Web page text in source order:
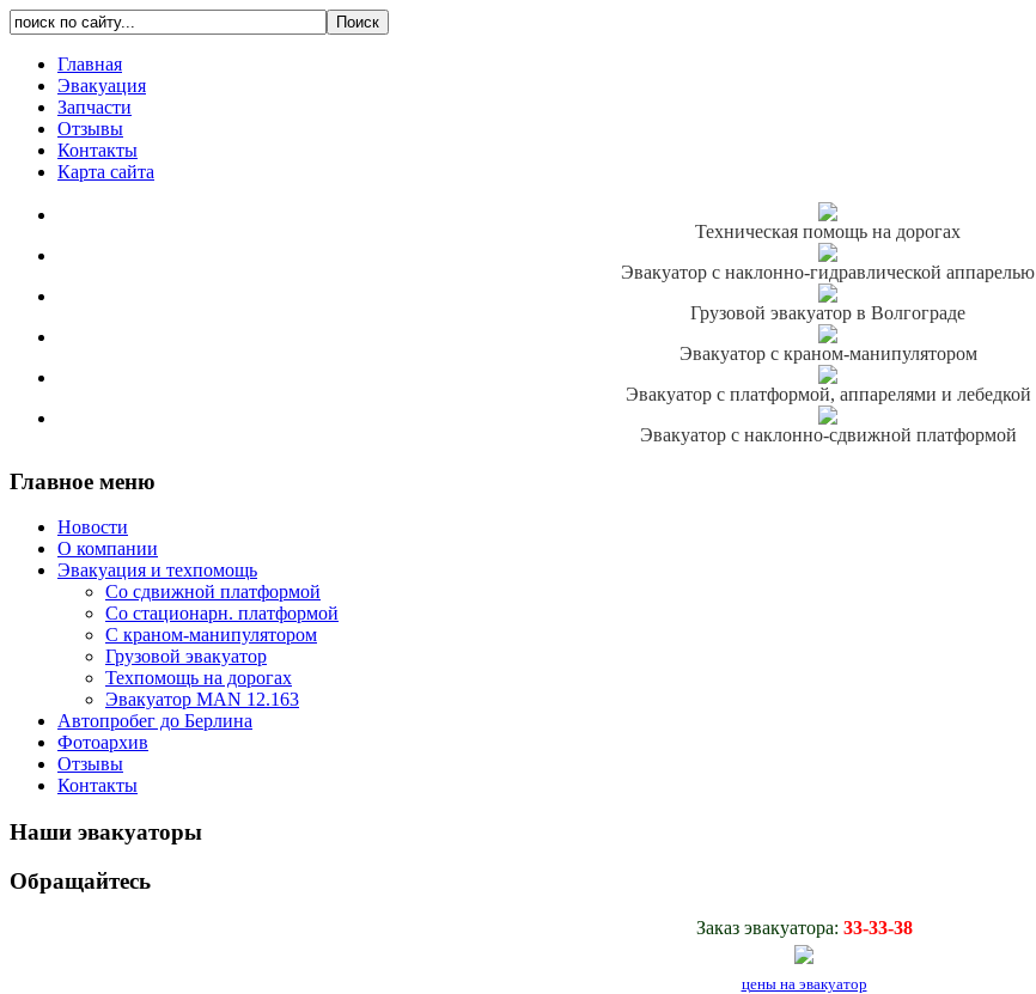
Главная
Эвакуация
Запчасти
Отзывы
Контакты
Карта сайта
Техническая помощь на дорогах
Эвакуатор с наклонно-гидравлической аппарелью
Грузовой эвакуатор в Волгограде
Эвакуатор с краном-манипулятором
Эвакуатор с платформой, аппарелями и лебедкой
Эвакуатор с наклонно-сдвижной платформой
Главное меню
Новости
О компании
Эвакуация и техпомощь
Со сдвижной платформой
Со стационарн. платформой
С краном-манипулятором
Грузовой эвакуатор
Техпомощь на дорогах
Эвакуатор MAN 12.163
Автопробег до Берлина
Фотоархив
Отзывы
Контакты
Наши эвакуаторы
Обращайтесь
Заказ эвакуатора: 33-33-38
цены на эвакуатор